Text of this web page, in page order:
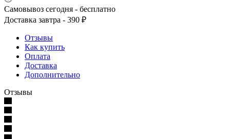
Самовывоз сегодня - бесплатно
Доставка завтра - 390 ₽
Отзывы
Как купить
Оплата
Доставка
Дополнительно
Отзывы